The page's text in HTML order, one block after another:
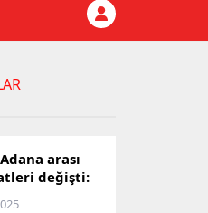
arası
değişti:
ulaşım listesi